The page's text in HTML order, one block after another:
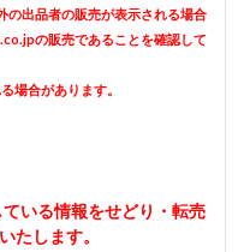
出品者の販売が表示される場合
の販売であることを確認して
場合があります。
いる情報をせどり・転売
たします。